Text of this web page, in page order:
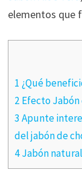
elementos que
1 ¿Qué
2 Efecto
3 Apunte
del jabón de
4 Jabón